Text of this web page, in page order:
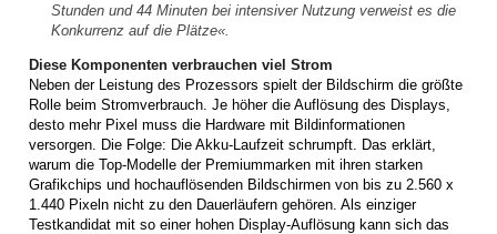
Stunden und 44 Minuten bei intensiver Nutzung verweist es die
Konkurrenz auf die Plätze«.
Diese Komponenten verbrauchen viel Strom
Neben der Leistung des Prozessors spielt der Bildschirm die größte
Rolle beim Stromverbrauch. Je höher die Auflösung des Displays,
desto mehr Pixel muss die Hardware mit Bildinformationen
versorgen. Die Folge: Die Akku-Laufzeit schrumpft. Das erklärt,
warum die Top-Modelle der Premiummarken mit ihren starken
Grafikchips und hochauflösenden Bildschirmen von bis zu 2.560 x
1.440 Pixeln nicht zu den Dauerläufern gehören. Als einziger
Testkandidat mit so einer hohen Display-Auflösung kann sich das